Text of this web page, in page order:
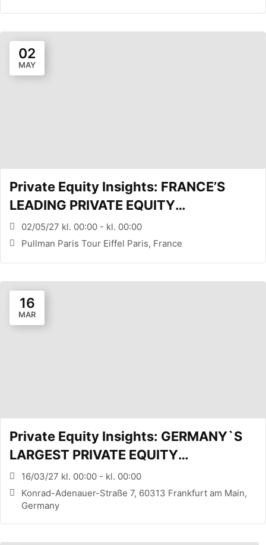
02
MAY
Private Equity Insights: FRANCE’S
LEADING PRIVATE EQUITY
CONFERENCE (PARIS, FR)
02/05/27 kl. 00:00 - kl. 00:00
Pullman Paris Tour Eiffel Paris, France
16
MAR
Private Equity Insights: GERMANY`S
LARGEST PRIVATE EQUITY
CONFERENCE (FRANKFURT, DE)
16/03/27 kl. 00:00 - kl. 00:00
Konrad-Adenauer-Straße 7, 60313 Frankfurt am Main,
Germany